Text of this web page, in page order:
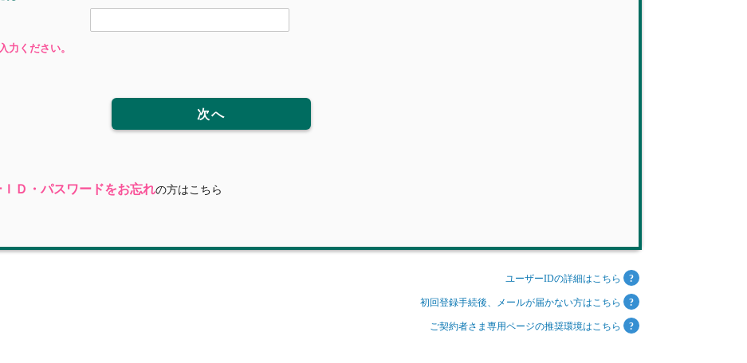
力ください。
次へ
Ｄ・パスワードをお忘れの方はこちら
ユーザーIDの詳細はこちら
初回登録手続後、メールが届かない方はこちら
ご契約者さま専用ページの推奨環境はこちら